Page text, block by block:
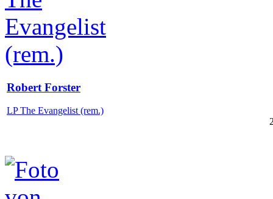
Robert Forster
LP The Evangelist (rem.)